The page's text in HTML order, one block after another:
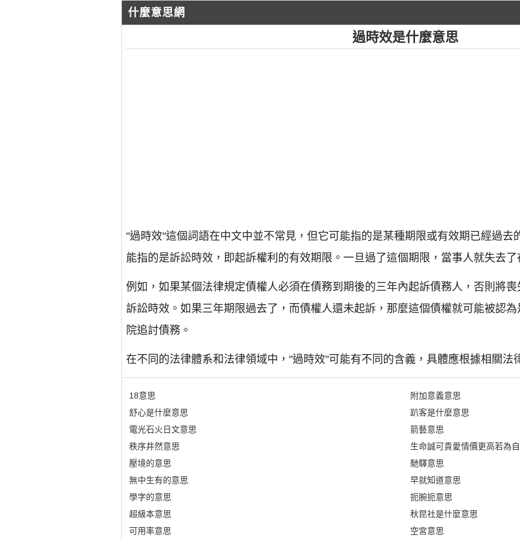
什麼意思網
過時效是什麼意思
"過時效"這個詞語在中文中並不常見，但它可能指的是某種期限或有效期已經過去
能指的是訴訟時效，即起訴權利的有效期限。一旦過了這個期限，當事人就失去了
例如，如果某個法律規定債權人必須在債務到期後的三年內起訴債務人，否則將
訴訟時效。如果三年期限過去了，而債權人還未起訴，那麼這個債權就可能被認
院追討債務。
在不同的法律體系和法律領域中，"過時效"可能有不同的含義，具體應根據相關法
18意思
舒心是什麼意思
電光石火日文意思
秩序井然意思
壓境的意思
無中生有的意思
學字的意思
超級本意思
可用率意思
附加意義意思
趴客是什麼意思
箭藝意思
生命誠可貴愛情價更高若為
馳驛意思
早就知道意思
扼腕扼意思
秋昆社是什麼意思
空宮意思